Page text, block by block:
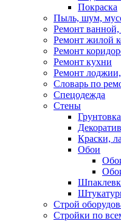
Покраска
Пыль, шум,
Ремонт ванной,
Ремонт жилой
Ремонт
Ремонт кухни
Ремонт лоджии,
Словарь по
Спецодежда
Стены
Грунтовка
Краски,
Обои
Строй
Стройки по